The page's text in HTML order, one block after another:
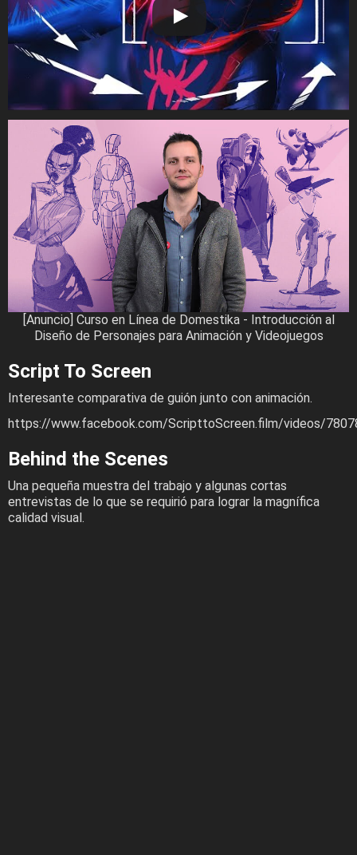
[Anuncio] Curso en Línea de Domestika - Introducción al
Diseño de Personajes para Animación y Videojuegos
Script To Screen
Interesante comparativa de guión junto con animación.
https://www.facebook.com/ScripttoScreen.film/videos/
Behind the Scenes
Una pequeña muestra del trabajo y algunas cortas
entrevistas de lo que se requirió para lograr la magnífica
calidad visual.